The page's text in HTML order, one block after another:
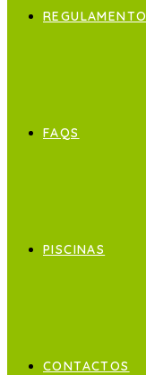
REGULAMENTO
FAQS
PISCINAS
CONTACTOS